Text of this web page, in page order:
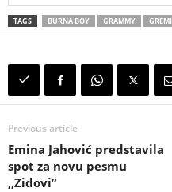
TAGS BURNA BOY GRAMMY GREMI
Previous article
Emina Jahović predstavila
spot za novu pesmu
,,Zidovi”